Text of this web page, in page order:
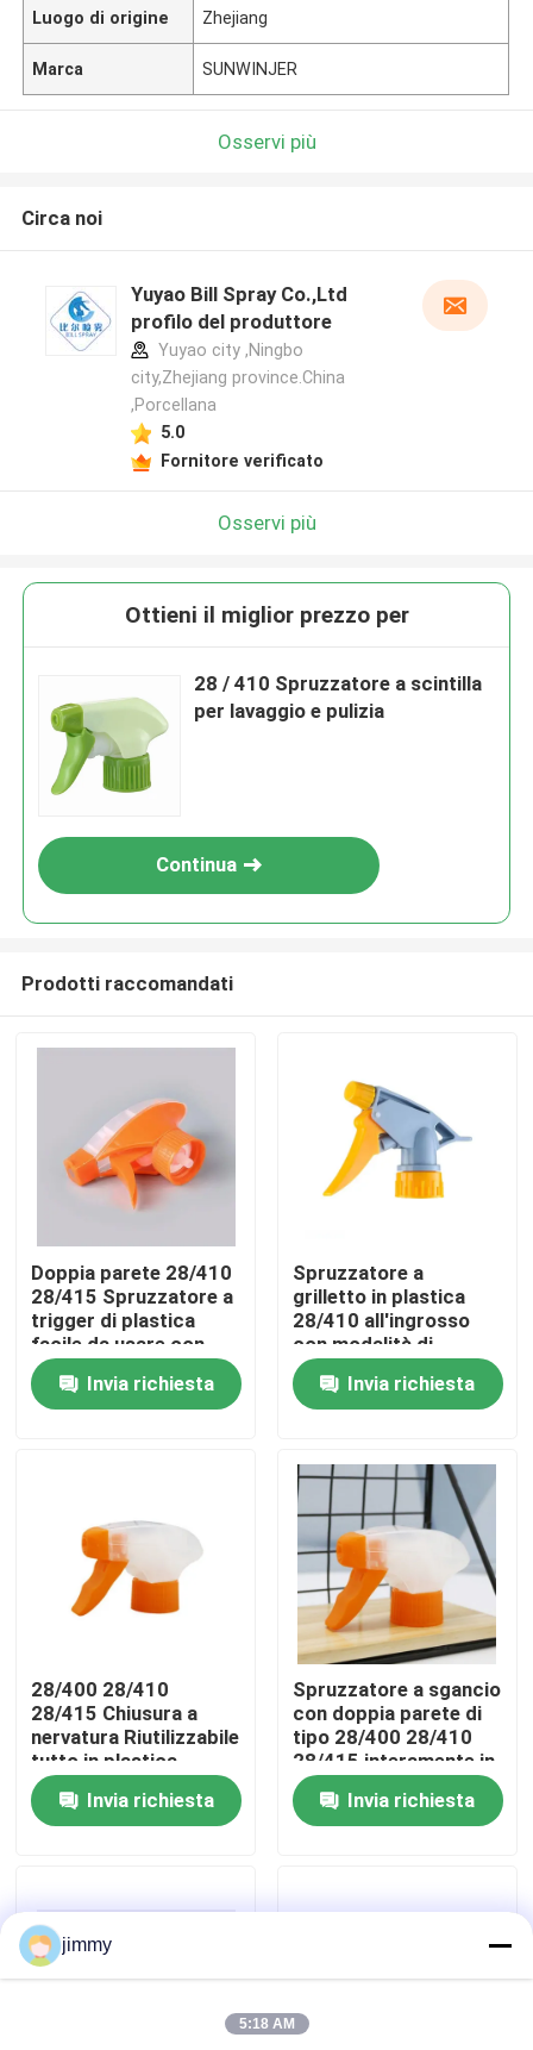
Casa
Circa noi
Controllo di qualità
Contattici
Casi
mini spruzzatore di innesco
Luogo di origine Zhejiang
Marca SUNWINJER
Osservi più
Circa noi
Yuyao Bill Spray Co.,Ltd
profilo del produttore
Yuyao city ,Ningbo
city,Zhejiang province.China
,Porcellana
5.0
Fornitore verificato
Osservi più
Ottieni il miglior prezzo per
28 / 410 Spruzzatore a scintilla
per lavaggio e pulizia
Continua
Prodotti raccomandati
Doppia parete 28/410
28/415 Spruzzatore a
trigger di plastica
facile da usare con
modello di
spruzzatura regolabile
e resistenza chimica
Invia richiesta
Spruzzatore a
grilletto in plastica
28/410 all'ingrosso
con modalità di
spruzzo regolabile e
design a prova di
perdite per la pulizia
Invia richiesta
28/400 28/410
28/415 Chiusura a
nervatura Riutilizzabile
tutto in plastica
Spruzzatore di
accensione resistente
alle sostanze chimiche
Invia richiesta
Spruzzatore a sgancio
con doppia parete di
tipo 28/400 28/410
28/415 interamente in
plastica
Invia richiesta
jimmy
5:18 AM